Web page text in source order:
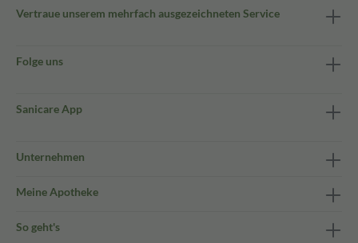
Vertraue unserem mehrfach ausgezeichneten Service
Folge uns
Sanicare App
Unternehmen
Meine Apotheke
So geht's